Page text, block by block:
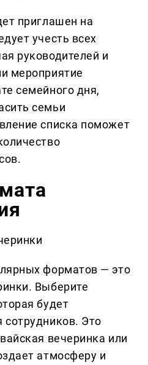
приглашен на
учесть всех
руководителей и
мероприятие
семейного дня,
семьи
списка поможет
форматов — это
Выберите
будет
сотрудников. Это
вечеринка или
атмосферу и